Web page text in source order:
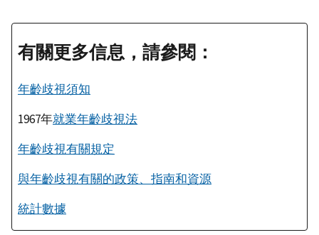
有關更多信息，請參閱：
年齡歧視須知
1967年就業年齡歧視法
年齡歧視有關規定
與年齡歧視有關的政策、指南和資源
統計數據